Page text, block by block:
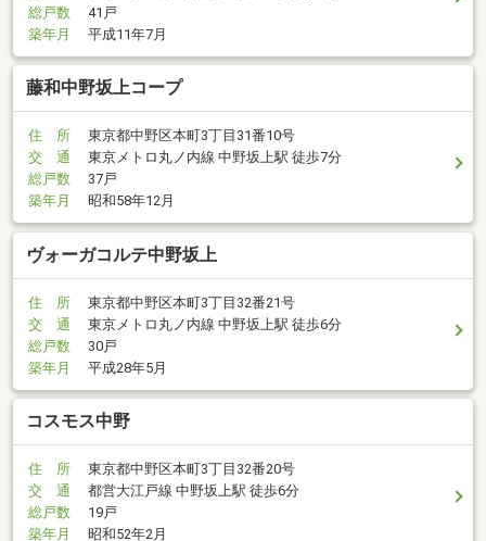
総戸数
41戸
築年月
平成11年7月
藤和中野坂上コープ
住 所
東京都中野区本町3丁目31番10号
交 通
東京メトロ丸ノ内線 中野坂上駅 徒歩7分
総戸数
37戸
築年月
昭和58年12月
ヴォーガコルテ中野坂上
住 所
東京都中野区本町3丁目32番21号
交 通
東京メトロ丸ノ内線 中野坂上駅 徒歩6分
総戸数
30戸
築年月
平成28年5月
コスモス中野
住 所
東京都中野区本町3丁目32番20号
交 通
都営大江戸線 中野坂上駅 徒歩6分
総戸数
19戸
築年月
昭和52年2月